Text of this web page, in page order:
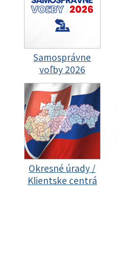
Samosprávne
voľby 2026
Okresné úrady /
Klientske centrá